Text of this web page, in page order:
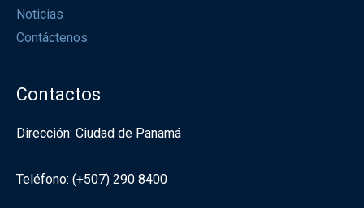
Noticias
Contáctenos
Contactos
Dirección: Ciudad de Panamá
Teléfono: (+507) 290 8400